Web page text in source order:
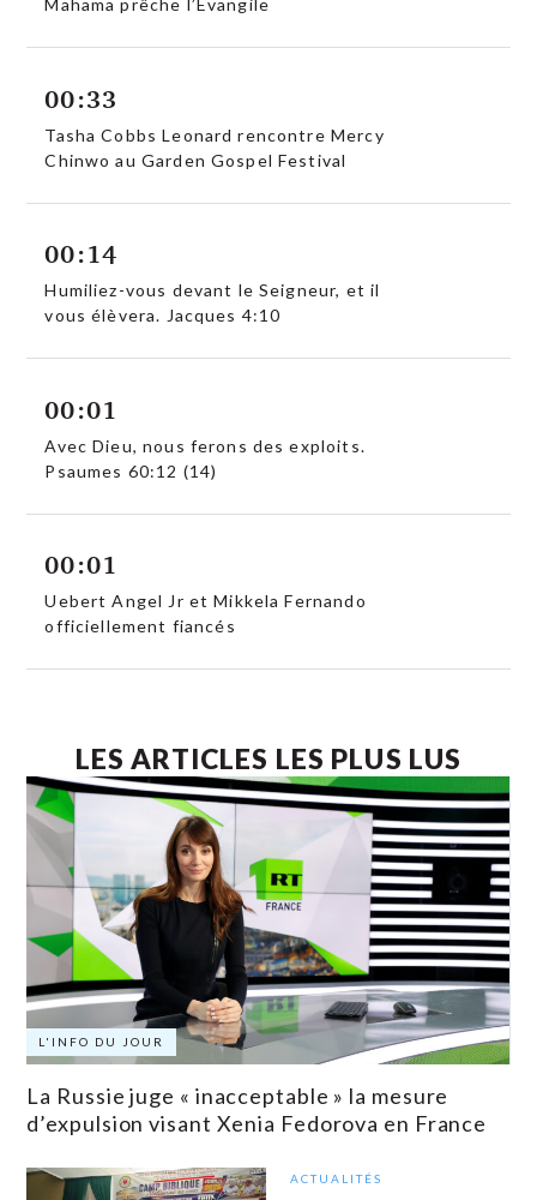
Mahama prêche l’Evangile
00:33
Tasha Cobbs Leonard rencontre Mercy
Chinwo au Garden Gospel Festival
00:14
Humiliez-vous devant le Seigneur, et il
vous élèvera. Jacques 4:10
00:01
Avec Dieu, nous ferons des exploits.
Psaumes 60:12 (14)
00:01
Uebert Angel Jr et Mikkela Fernando
officiellement fiancés
LES ARTICLES LES PLUS LUS
L'INFO DU JOUR
La Russie juge « inacceptable » la mesure
d’expulsion visant Xenia Fedorova en France
ACTUALITÉS